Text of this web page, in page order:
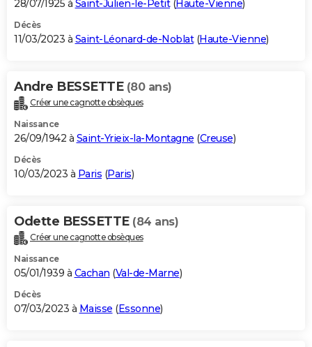
28/07/1925 à Saint-Julien-le-Petit(Haute-Vienne)
Décès
11/03/2023 à Saint-Léonard-de-Noblat(Haute-Vienne)
Andre BESSETTE (80 ans)
Créer une cagnotte obsèques
Naissance
26/09/1942 à Saint-Yrieix-la-Montagne (Creuse)
Décès
10/03/2023 à Paris (Paris)
Odette BESSETTE (84 ans)
Créer une cagnotte obsèques
Naissance
05/01/1939 à Cachan (Val-de-Marne)
Décès
07/03/2023 à Maisse (Essonne)